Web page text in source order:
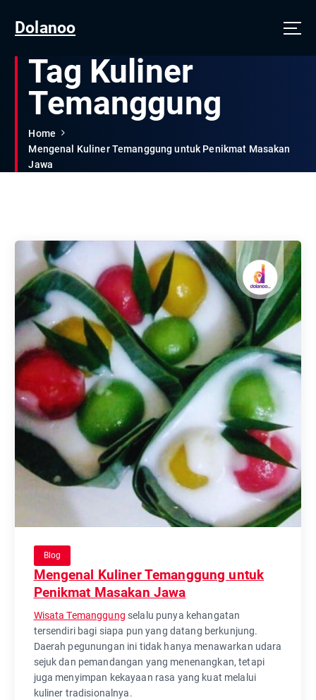
Dolanoo
Tag Kuliner
Temanggung
Home
Mengenal Kuliner Temanggung untuk Penikmat Masakan
Jawa
Blog
Mengenal Kuliner Temanggung untuk
Penikmat Masakan Jawa
Wisata Temanggung selalu punya kehangatan
tersendiri bagi siapa pun yang datang berkunjung.
Daerah pegunungan ini tidak hanya menawarkan udara
sejuk dan pemandangan yang menenangkan, tetapi
juga menyimpan kekayaan rasa yang kuat melalui
kuliner tradisionalnya.